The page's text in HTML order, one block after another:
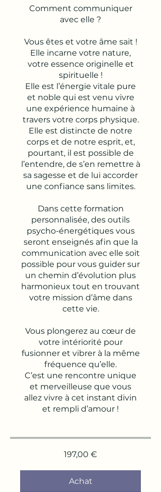
Comment communiquer
avec elle ?
Vous êtes et votre âme sait !
Elle incarne votre nature,
votre essence originelle et
spirituelle !
Elle est l’énergie vitale pure
et noble qui est venu vivre
une expérience humaine à
travers votre corps physique.
Elle est distincte de notre
corps et de notre esprit, et,
pourtant, il est possible de
l’entendre, de s’en remettre à
sa sagesse et de lui accorder
une confiance sans limites.
Dans cette formation
personnalisée, des outils
psycho-énergétiques vous
seront enseignés afin que la
communication avec elle soit
possible pour vous guider sur
un chemin d’évolution plus
harmonieux tout en trouvant
votre mission d’âme dans
cette vie.
Vous plongerez au cœur de
votre intériorité pour
fusionner et vibrer à la même
fréquence qu’elle.
C’est une rencontre unique
et merveilleuse que vous
allez vivre à cet instant divin
197,00 €
Achat